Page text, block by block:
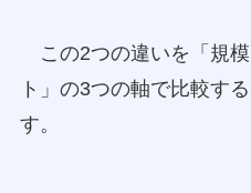
この2つの違いを「規
ト」の3つの軸で比較す
す。